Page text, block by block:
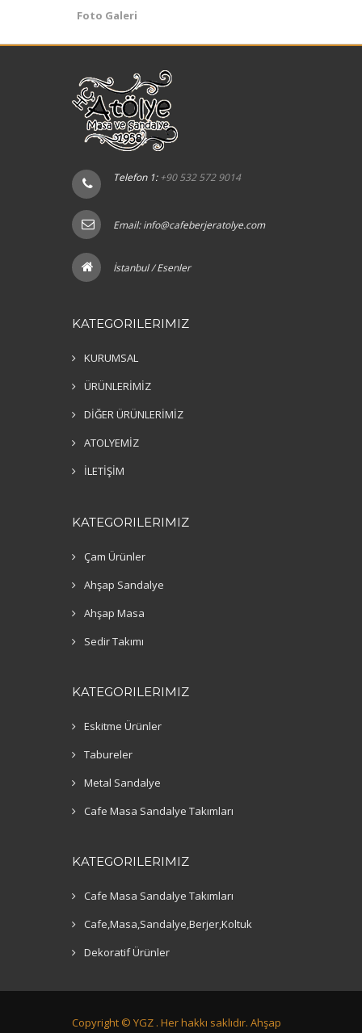
Foto Galeri
Telefon 1: +90 532 572 9014
Email:info@cafeberjeratolye.com
İstanbul / Esenler
KATEGORILERIMIZ
KURUMSAL
ÜRÜNLERİMİZ
DİĞER ÜRÜNLERİMİZ
ATOLYEMİZ
İLETİŞİM
KATEGORILERIMIZ
Çam Ürünler
Ahşap Sandalye
Ahşap Masa
Sedir Takımı
KATEGORILERIMIZ
Eskitme Ürünler
Tabureler
Metal Sandalye
Cafe Masa Sandalye Takımları
KATEGORILERIMIZ
Cafe Masa Sandalye Takımları
Cafe,Masa,Sandalye,Berjer,Koltuk
Dekoratif Ürünler
Copyright © YGZ . Her hakkı saklıdır. Ahşap